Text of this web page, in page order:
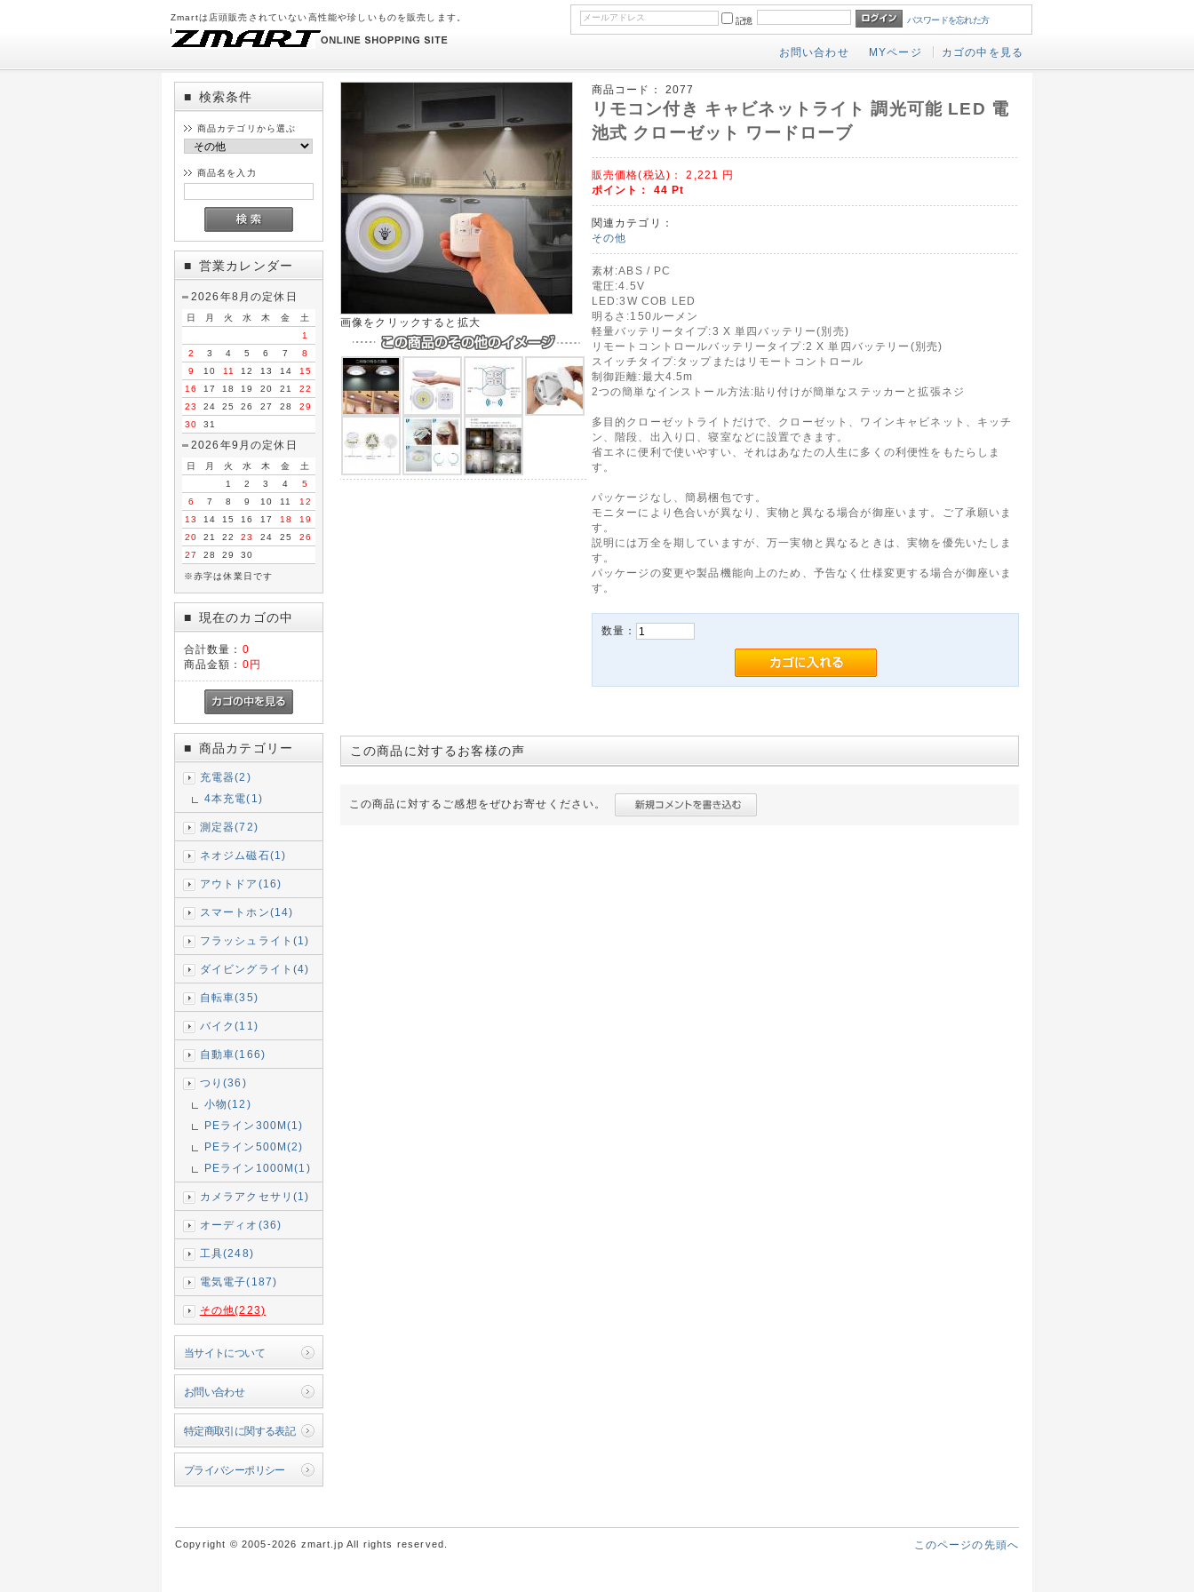
Zmartは店頭販売されていない高性能や珍しいものを販売します。 記憶 パスワードを忘れた方
お問い合わせ MYページ カゴの中を見る
■ 検索条件
商品カテゴリから選ぶ
商品名を入力
■ 営業カレンダー
2026年8月の定休日
日 月 火 水 木 金
土
1
2
3 4 5 6 7
8
9
10 11 12 13 14
15
16
17 18 19 20 21
22
23
24 25 26 27 28
29
30
31
2026年9月の定休日
日 月 火 水 木 金
土
1
2 3 4
5
6
7 8 9 10 11
12
13
14 15 16 17 18
19
20
21 22 23 24 25
26
27
28 29 30
※赤字は休業日です
■ 現在のカゴの中
合計数量： 0
商品金額： 0円
■ 商品カテゴリー
充電器(2)
4本充電(1)
測定器(72)
ネオジム磁石(1)
アウトドア(16)
スマートホン(14)
フラッシュライト(1)
ダイビングライト(4)
自転車(35)
バイク(11)
自動車(166)
つり(36)
小物(12)
PEライン300M(1)
PEライン500M(2)
PEライン1000M(1)
カメラアクセサリ(1)
オーディオ(36)
工具(248)
電気電子(187)
その他(223)
当サイトについて
お問い合わせ
特定商取引に関する表記
プライバシーポリシー
画像をクリックすると拡大
商品コード： 2077
リモコン付き キャビネットライト 調光可能 LED 電
池式 クローゼット ワードローブ
販売価格(税込)：2,221 円
ポイント： 44Pt
関連カテゴリ：
その他
素材:ABS / PC
電圧:4.5V
LED:3W COB LED
明るさ:150ルーメン
軽量バッテリータイプ:3 X 単四バッテリー(別売)
リモートコントロールバッテリータイプ:2 X 単四バッテリー(別売)
スイッチタイプ:タップまたはリモートコントロール
制御距離:最大4.5m
2つの簡単なインストール方法:貼り付けが簡単なステッカーと拡張ネジ
多目的クローゼットライトだけで、クローゼット、ワインキャビネット、キッチ
ン、階段、出入り口、寝室などに設置できます。
省エネに便利で使いやすい、それはあなたの人生に多くの利便性をもたらしま
す。
パッケージなし、簡易梱包です。
モニターにより色合いが異なり、実物と異なる場合が御座います。ご了承願いま
す。
説明には万全を期していますが、万一実物と異なるときは、実物を優先いたしま
す。
パッケージの変更や製品機能向上のため、予告なく仕様変更する場合が御座いま
す。
数量：
この商品に対するお客様の声
この商品に対するご感想をぜひお寄せください。
このページの先頭へ
Copyright © 2005-2026 zmart.jp All rights reserved.